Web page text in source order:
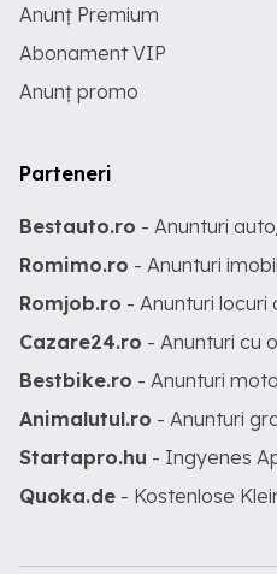
Anunț Premium
Abonament VIP
Anunț promo
Parteneri
Bestauto.ro - Anunturi
Romimo.ro - Anunturi
Romjob.ro - Anunturi locuri
Cazare24.ro - Anunturi cu
Bestbike.ro - Anunturi moto
Animalutul.ro - Anunturi
Startapro.hu - Ingyenes
Quoka.de - Kostenlose